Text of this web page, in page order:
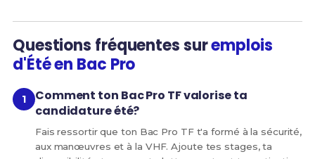
Questions fréquentes suremplois
d'Été en Bac Pro
Comment ton Bac Pro TF valorise ta
candidature été?
Fais ressortir que ton Bac Pro TF t'a formé à la sécurité,
aux manœuvres et à la VHF. Ajoute tes stages, ta